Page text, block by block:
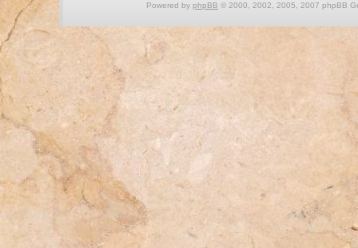
Powered by phpBB © 2000, 2002, 2005, 2007 phpBB